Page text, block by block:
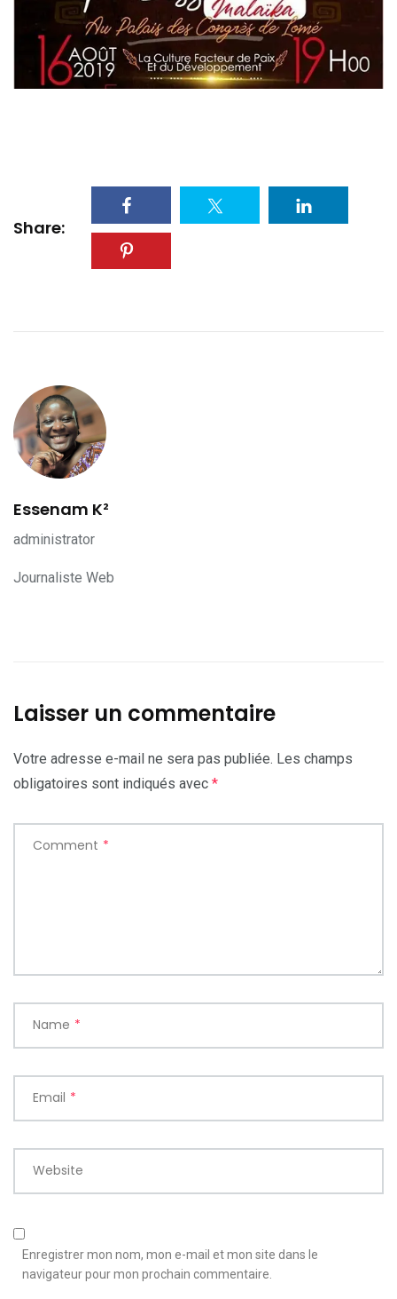
Share:
Essenam K²
administrator
Journaliste Web
Laisser un commentaire
Votre adresse e-mail ne sera pas publiée. Les champs
obligatoires sont indiqués avec *
Comment *
Name *
Email *
Website
Enregistrer mon nom, mon e-mail et mon site dans le
navigateur pour mon prochain commentaire.